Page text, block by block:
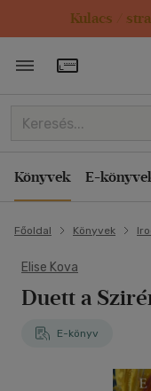
Kulacs /
Könyvek E-
Főoldal Könyvek
Elise Kova
Duett a
E-könyv